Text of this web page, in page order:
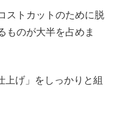
ストカットのために脱
ものが大半を占めま
上げ」をしっかりと組